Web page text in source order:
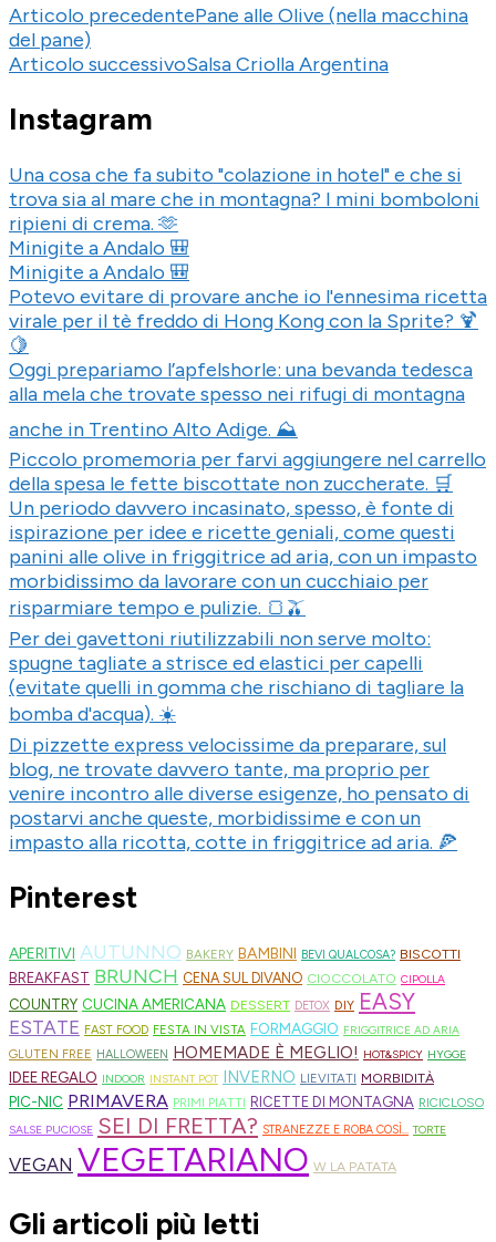
Articolo precedentePane alle Olive (nella macchina
del pane)
Articolo successivoSalsa Criolla Argentina
Instagram
Una cosa che fa subito "colazione in hotel" e che si
trova sia al mare che in montagna? I mini bomboloni
ripieni di crema. 🫶
Minigite a Andalo 🎒
Minigite a Andalo 🎒
Potevo evitare di provare anche io l'ennesima ricetta
virale per il tè freddo di Hong Kong con la Sprite? 🍹
🍋
Oggi prepariamo l’apfelshorle: una bevanda tedesca
alla mela che trovate spesso nei rifugi di montagna
anche in Trentino Alto Adige. ⛰️
Piccolo promemoria per farvi aggiungere nel carrello
della spesa le fette biscottate non zuccherate. 🛒
Un periodo davvero incasinato, spesso, è fonte di
ispirazione per idee e ricette geniali, come questi
panini alle olive in friggitrice ad aria, con un impasto
morbidissimo da lavorare con un cucchiaio per
risparmiare tempo e pulizie. 🍞🫒
Per dei gavettoni riutilizzabili non serve molto:
spugne tagliate a strisce ed elastici per capelli
(evitate quelli in gomma che rischiano di tagliare la
bomba d'acqua). ☀️
Di pizzette express velocissime da preparare, sul
blog, ne trovate davvero tante, ma proprio per
venire incontro alle diverse esigenze, ho pensato di
postarvi anche queste, morbidissime e con un
impasto alla ricotta, cotte in friggitrice ad aria. 🍕
Pinterest
APERITIVI AUTUNNO BAKERY BAMBINI BEVI QUALCOSA? BISCOTTI
BREAKFAST BRUNCH CENA SUL DIVANO CIOCCOLATO CIPOLLA
COUNTRY CUCINA AMERICANA DESSERT DETOX DIY EASY
ESTATE FAST FOOD FESTA IN VISTA FORMAGGIO FRIGGITRICE AD ARIA
GLUTEN FREE HALLOWEEN HOMEMADE È MEGLIO! HOT&SPICY HYGGE
IDEE REGALO INDOOR INSTANT POT INVERNO LIEVITATI MORBIDITÀ
PIC-NIC PRIMAVERA PRIMI PIATTI RICETTE DI MONTAGNA RICICLOSO
SALSE PUCIOSE SEI DI FRETTA? STRANEZZE E ROBA COSÌ... TORTE
VEGAN VEGETARIANO W LA PATATA
Gli articoli più letti